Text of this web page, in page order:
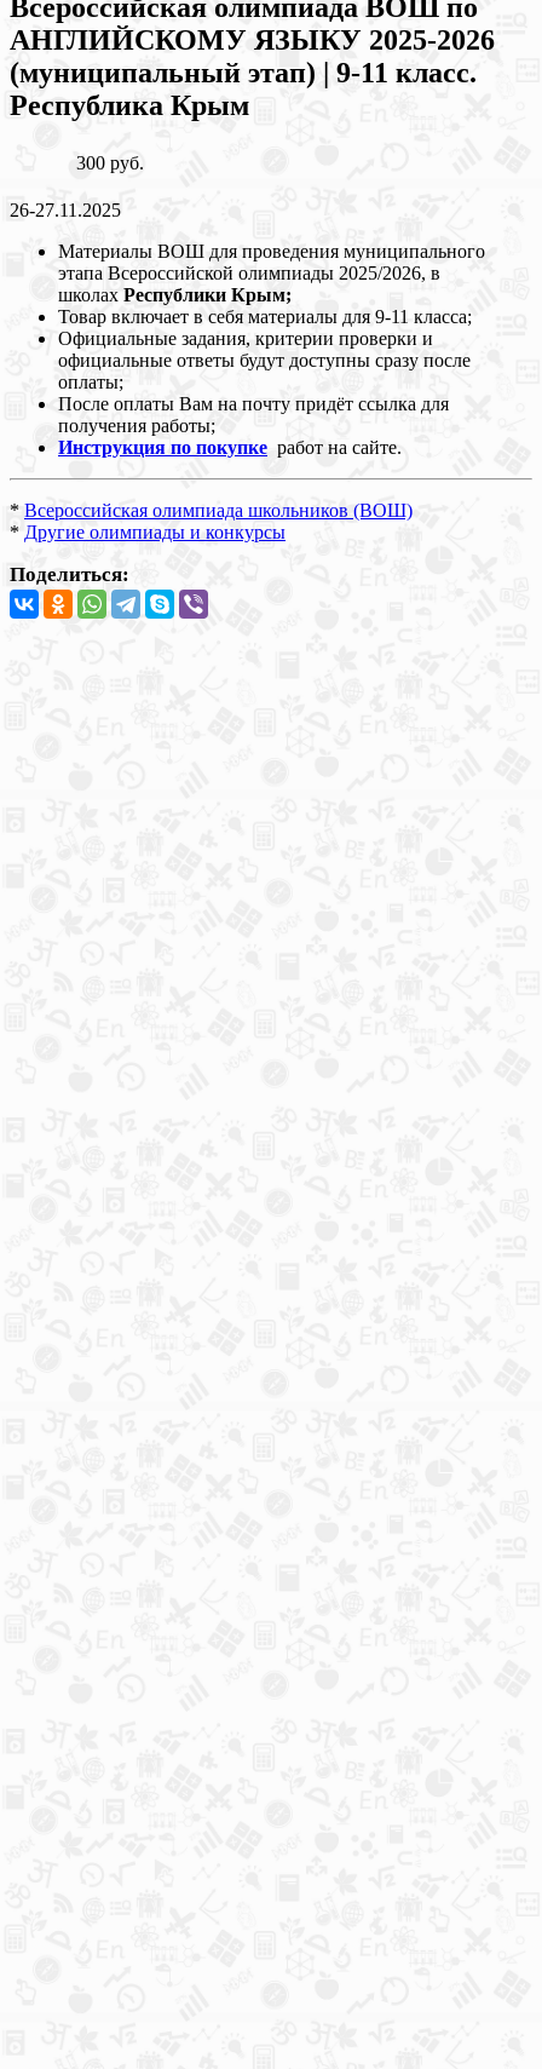
Всероссийская олимпиада ВОШ по
АНГЛИЙСКОМУ ЯЗЫКУ 2025-2026
(муниципальный этап) | 9-11 класс.
Республика Крым
300 руб.
26-27.11.2025
Материалы ВОШ для проведения муниципального
этапа Всероссийской олимпиады 2025/2026, в
школах Республики Крым;
Товар включает в себя материалы для 9-11 класса;
Официальные задания, критерии проверки и
официальные ответы будут доступны сразу после
оплаты;
После оплаты Вам на почту придёт ссылка для
получения работы;
Инструкция по покупке работ на сайте.
* Всероссийская олимпиада школьников (ВОШ)
* Другие олимпиады и конкурсы
Поделиться: